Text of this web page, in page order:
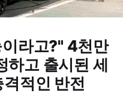
라고?" 4천만
하고 출시된 세
적인 반전